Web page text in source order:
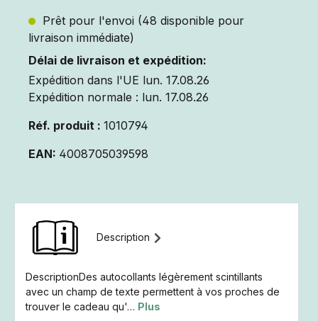
Prêt pour l'envoi (48 disponible pour
livraison immédiate)
Délai de livraison et expédition:
Expédition dans l'UE lun. 17.08.26
Expédition normale : lun. 17.08.26
Réf. produit : 1010794
EAN: 4008705039598
Description
DescriptionDes autocollants légèrement scintillants
avec un champ de texte permettent à vos proches de
trouver le cadeau qu'… Plus